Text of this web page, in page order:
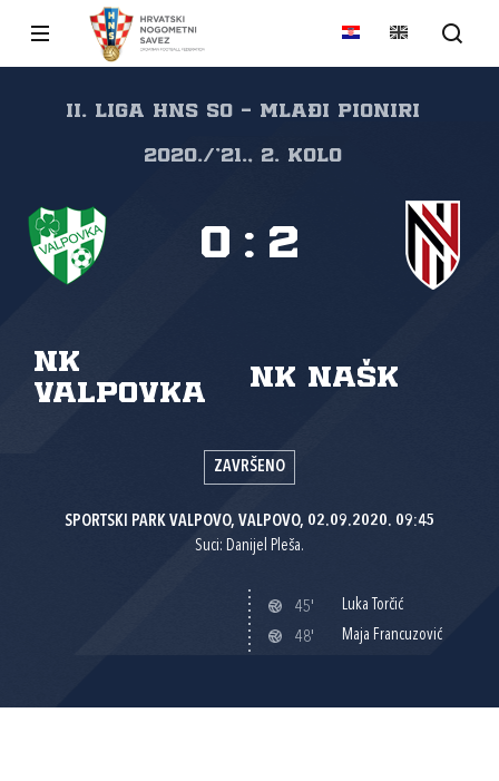
II. liga HNS SO - Mlađi pioniri
2020./'21., 2. kolo
NK
Valpovka
NK NAŠK
0 : 2
ZAVRŠENO
SPORTSKI PARK VALPOVO, VALPOVO, 02.09.2020. 09:45
Suci: Danijel Pleša.
45'
Luka Torčić
48'
Maja Francuzović